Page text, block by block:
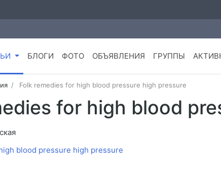
БЛОГИ ФОТО ОБЪЯВЛЕНИЯ ГРУППЫ
Folk remedies for high blood pressure high pressure
for high blood